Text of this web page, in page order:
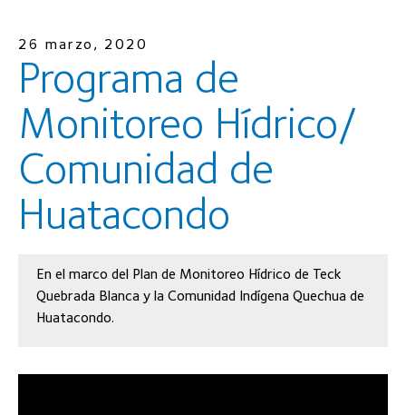
26 marzo, 2020
Programa de
Monitoreo Hídrico/
Comunidad de
Huatacondo
En el marco del Plan de Monitoreo Hídrico de Teck
Quebrada Blanca y la Comunidad Indígena Quechua de
Huatacondo.